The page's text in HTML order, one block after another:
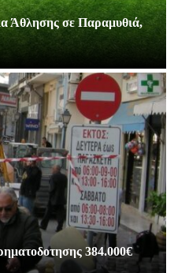
Άθλησης σε Παραμυθιά,
384.000€